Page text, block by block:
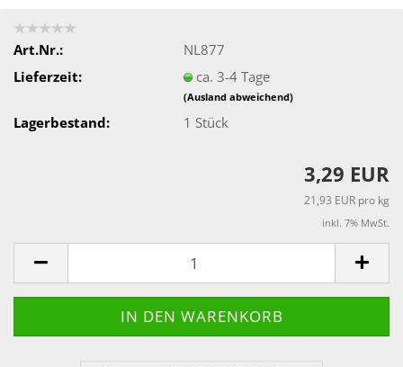
Art.Nr.:
NL877
Lieferzeit:
ca. 3-4 Tage
(Ausland abweichend)
Lagerbestand: 1 Stück
3,29 EUR
21,93 EUR pro kg
inkl. 7% MwSt.